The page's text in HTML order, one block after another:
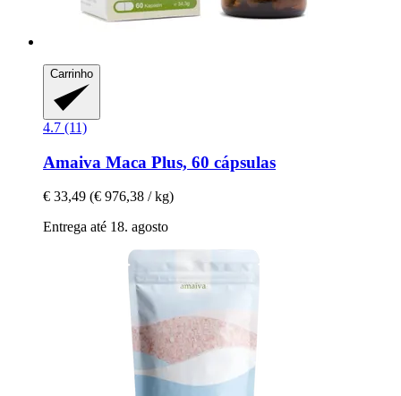
Carrinho
4.7 (11)
Amaiva Maca Plus, 60 cápsulas
€ 33,49 (€ 976,38 / kg)
Entrega até 18. agosto